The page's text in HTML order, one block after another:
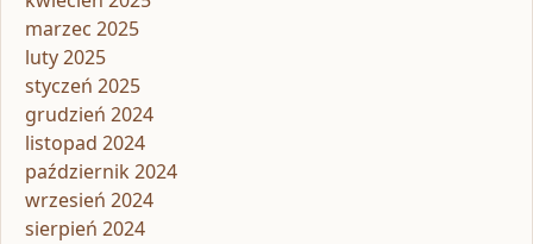
marzec 2025
luty 2025
styczeń 2025
grudzień 2024
listopad 2024
październik 2024
wrzesień 2024
sierpień 2024